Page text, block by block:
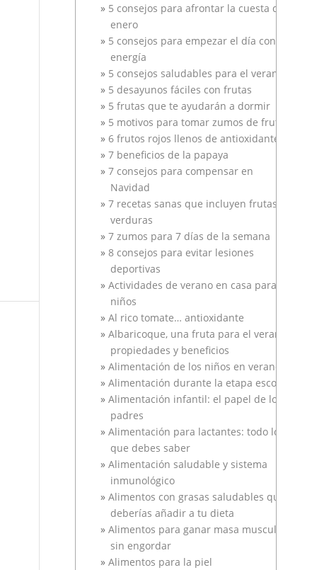
5 consejos para afrontar la cuesta de
enero
5 consejos para empezar el día con
energía
5 consejos saludables para el verano
5 desayunos fáciles con frutas
5 frutas que te ayudarán a dormir
5 motivos para tomar zumos de frutas
6 frutos rojos llenos de antioxidantes
7 beneficios de la papaya
7 consejos para compensar en
Navidad
7 recetas sanas que incluyen frutas y
verduras
7 zumos para 7 días de la semana
8 consejos para evitar lesiones
deportivas
Actividades de verano en casa para
niños
Al rico tomate… antioxidante
Albaricoque, una fruta para el verano
propiedades y beneficios
Alimentación de los niños en verano
Alimentación durante la etapa escolar
Alimentación infantil: el papel de los
padres
Alimentación para lactantes: todo lo
que debes saber
Alimentación saludable y sistema
inmunológico
Alimentos con grasas saludables que
deberías añadir a tu dieta
Alimentos para ganar masa muscular
sin engordar
Alimentos para la piel